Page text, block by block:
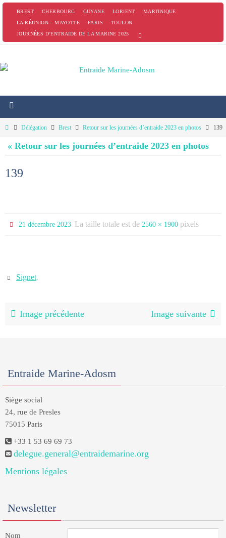
PasserBREST CHERBOURG GUYANE LORIENT
MARTINIQUE
LA RÉUNION – MAYOTTE
PARIS
TOULON
JOURNÉES D’ENTRAIDE DE LA MARINE 2025
HomeDélégation Brest Retour sur les journées d’entraide 2023 en photos 139
« Retour sur les journées d’entraide 2023 en photos
139
21 décembre 2023 La taille totale est de 2560 × 1900 pixels
Signet.
Image précédente Image suivante
Entraide Marine-Adosm
Siège social
24, rue de Presles
75015 Paris
+33 1 53 69 69 73
delegue.general@entraidemarine.org
Mentions légales
Newsletter
Nom